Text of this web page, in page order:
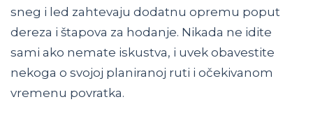
sneg i led zahtevaju dodatnu opremu poput
dereza i štapova za hodanje. Nikada ne idite
sami ako nemate iskustva, i uvek obavestite
nekoga o svojoj planiranoj ruti i očekivanom
vremenu povratka.